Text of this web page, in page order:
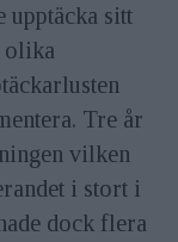
upptäcka sitt
olika
Tre år
vilken
i stort i
dock flera